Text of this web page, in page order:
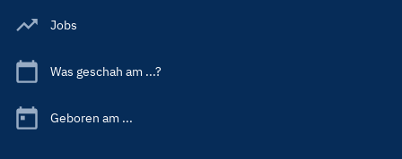
Jobs
Was geschah am ...?
Geboren am ...